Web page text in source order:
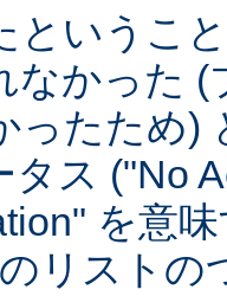
というこ
なかった
ったため)
タス ("No
を意
リストの